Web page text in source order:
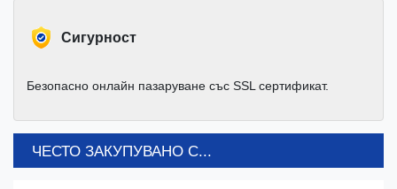
Cигурност
Безопасно онлайн пазаруване със SSL сертификат.
ЧЕСТО ЗАКУПУВАНО С...